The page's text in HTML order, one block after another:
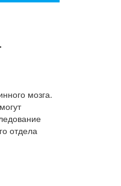
мозга.
отдела